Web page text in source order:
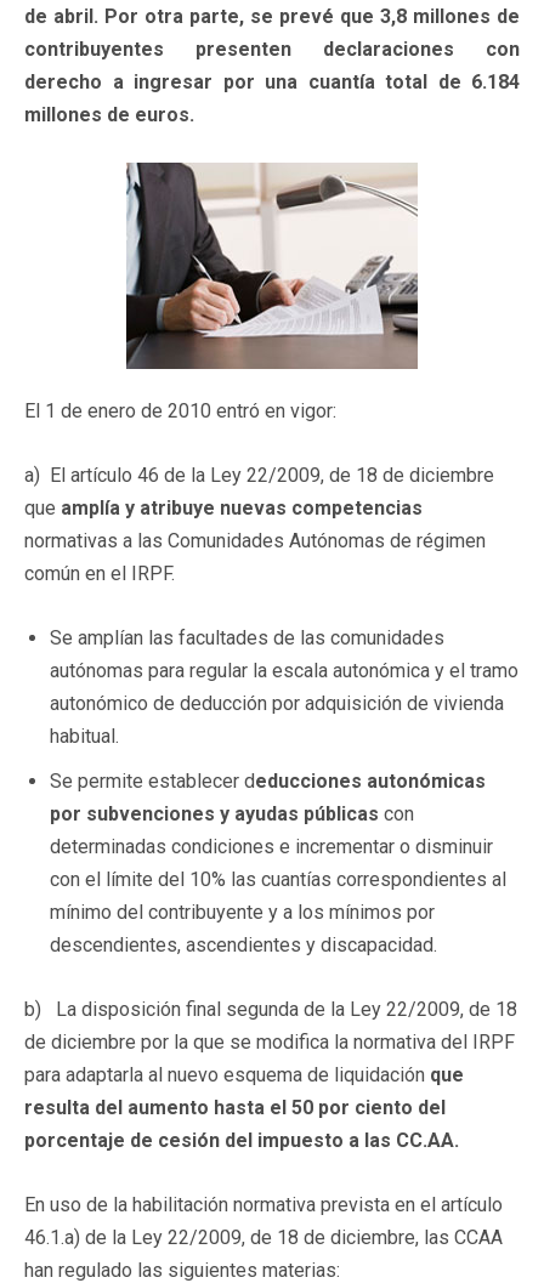
de abril. Por otra parte, se prevé que 3,8 millones de
contribuyentes presenten declaraciones con
derecho a ingresar por una cuantía total de 6.184
millones de euros.
El 1 de enero de 2010 entró en vigor:
a) El artículo 46 de la Ley 22/2009, de 18 de diciembre
que amplía y atribuye nuevas competencias
normativas a las Comunidades Autónomas de régimen
común en el IRPF.
Se amplían las facultades de las comunidades
autónomas para regular la escala autonómica y el tramo
autonómico de deducción por adquisición de vivienda
habitual.
Se permite establecer deducciones autonómicas
por subvenciones y ayudas públicas con
determinadas condiciones e incrementar o disminuir
con el límite del 10% las cuantías correspondientes al
mínimo del contribuyente y a los mínimos por
descendientes, ascendientes y discapacidad.
b) La disposición final segunda de la Ley 22/2009, de 18
de diciembre por la que se modifica la normativa del IRPF
para adaptarla al nuevo esquema de liquidación que
resulta del aumento hasta el 50 por ciento del
porcentaje de cesión del impuesto a las CC.AA.
En uso de la habilitación normativa prevista en el artículo
46.1.a) de la Ley 22/2009, de 18 de diciembre, las CCAA
han regulado las siguientes materias: